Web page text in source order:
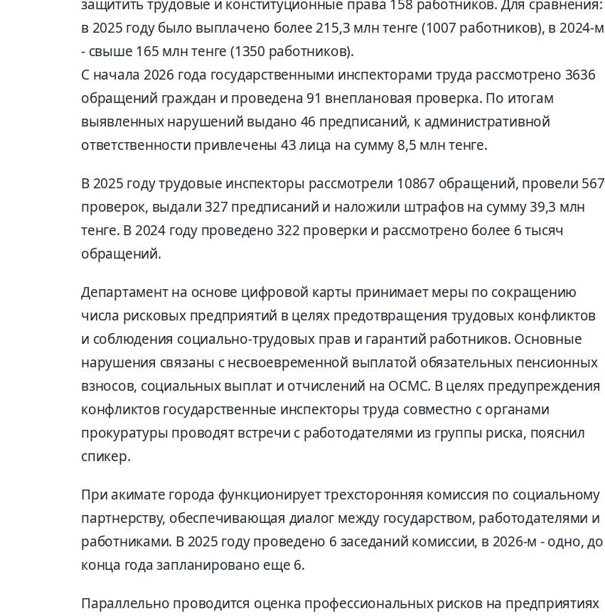
защитить трудовые и конституционные права 158 работников. Для сравнения:
в 2025 году было выплачено более 215,3 млн тенге (1007 работников), в 2024-м
- свыше 165 млн тенге (1350 работников).
С начала 2026 года государственными инспекторами труда рассмотрено 3636
обращений граждан и проведена 91 внеплановая проверка. По итогам
выявленных нарушений выдано 46 предписаний, к административной
ответственности привлечены 43 лица на сумму 8,5 млн тенге.
В 2025 году трудовые инспекторы рассмотрели 10867 обращений, провели 567
проверок, выдали 327 предписаний и наложили штрафов на сумму 39,3 млн
тенге. В 2024 году проведено 322 проверки и рассмотрено более 6 тысяч
обращений.
Департамент на основе цифровой карты принимает меры по сокращению
числа рисковых предприятий в целях предотвращения трудовых конфликтов
и соблюдения социально-трудовых прав и гарантий работников. Основные
нарушения связаны с несвоевременной выплатой обязательных пенсионных
взносов, социальных выплат и отчислений на ОСМС. В целях предупреждения
конфликтов государственные инспекторы труда совместно с органами
прокуратуры проводят встречи с работодателями из группы риска, пояснил
спикер.
При акимате города функционирует трехсторонняя комиссия по социальному
партнерству, обеспечивающая диалог между государством, работодателями и
работниками. В 2025 году проведено 6 заседаний комиссии, в 2026-м - одно, до
конца года запланировано еще 6.
Параллельно проводится оценка профессиональных рисков на предприятиях